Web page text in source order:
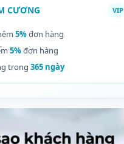
CƯƠNG VIP
5%đơn hàng
5%đơn hàng
trong 365 ngày